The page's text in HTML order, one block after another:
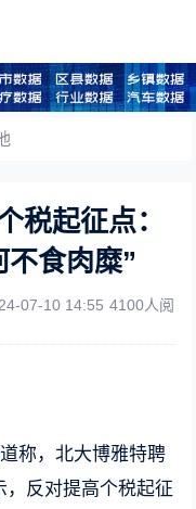
税起征点：
食肉糜”
07-10 14:55 4100人阅
称，北大博雅特聘
反对提高个税起征